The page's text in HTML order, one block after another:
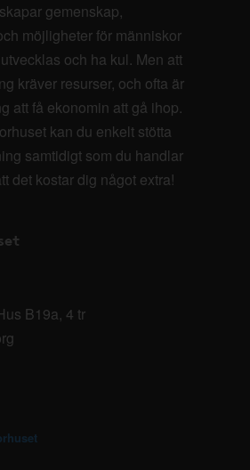
gemenskap,
möjligheter för människor
och ha kul. Men att
kräver resurser, och ofta är
att få ekonomin att gå ihop.
kan du enkelt stötta
samtidigt som du handlar
det kostar dig något extra!
B19a, 4 tr